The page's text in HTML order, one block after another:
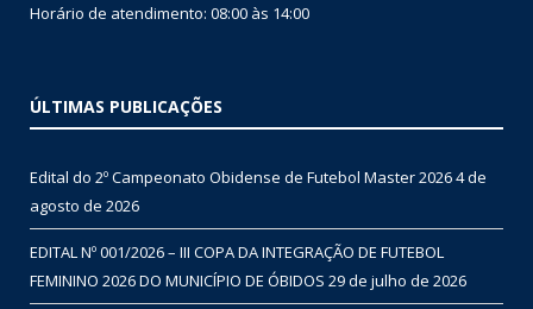
Horário de atendimento: 08:00 às 14:00
ÚLTIMAS PUBLICAÇÕES
Edital do 2º Campeonato Obidense de Futebol Master 20264 de
agosto de 2026
EDITAL Nº 001/2026 – III COPA DA INTEGRAÇÃO DE FUTEBOL
FEMININO 2026 DO MUNICÍPIO DE ÓBIDOS 29 de julho de 2026